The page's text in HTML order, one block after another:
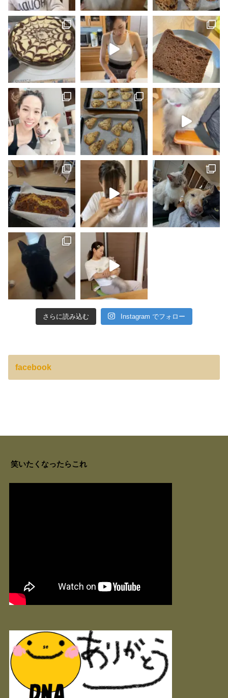
さらに読み込む Instagram でフォロー
facebook
笑いたくなったらこれ